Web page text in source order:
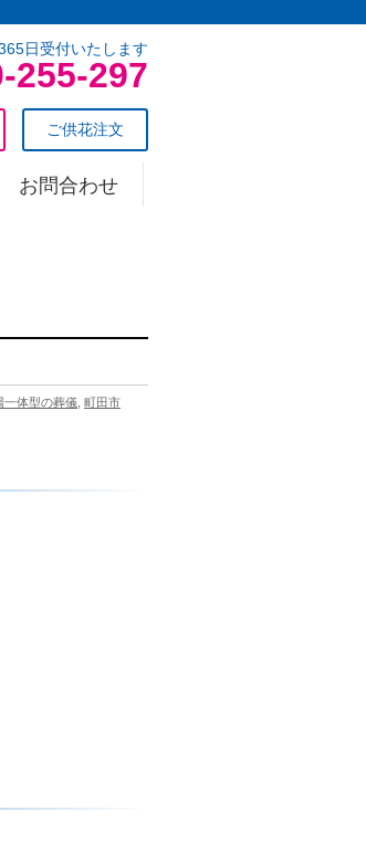
日受付いたします
255-297
ご供花注文
お問合わせ
一体型の葬儀 町田市